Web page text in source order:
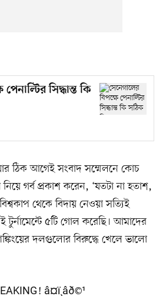
সিদ্ধান্ত কি
ঠিক আগেই সংবাদ সম্মেলনে কোচ
গব৴ প্রকাশ করেন, ‘যতটা না হতাশ,
থেকে বিদায় নেওয়া সত্যিই
৫টি গোল করেছি। আমাদের
দলগুলোর বিরুদ্ধে খেলে ভালো
â¤ï¸âð©¹